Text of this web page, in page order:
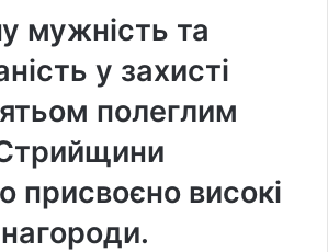
мужність та
у захисті
полеглим
присвоєно високі